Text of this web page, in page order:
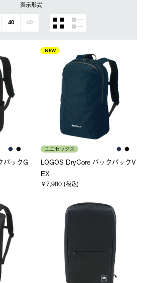
表示形式
40 60
パックG
NEW
ユニセックス
LOGOS DryCore バックパックV
EX
￥7,980 (税込)